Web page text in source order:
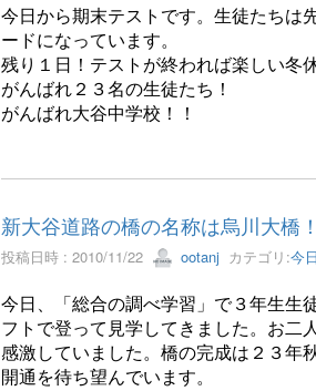
今日から期末テストです。生徒たちは
ードになっています。
残り１日！テストが終われば楽しい冬
がんばれ２３名の生徒たち！
がんばれ大谷中学校！！
新大谷道路の橋の名称は烏川大橋！
投稿日時 : 2010/11/22 ootanjカテゴリ:今
今日、「総合の調べ学習」で３年生生
フトで登って見学してきました。お二
感激していました。橋の完成は２３年
開通を待ち望んでいます。